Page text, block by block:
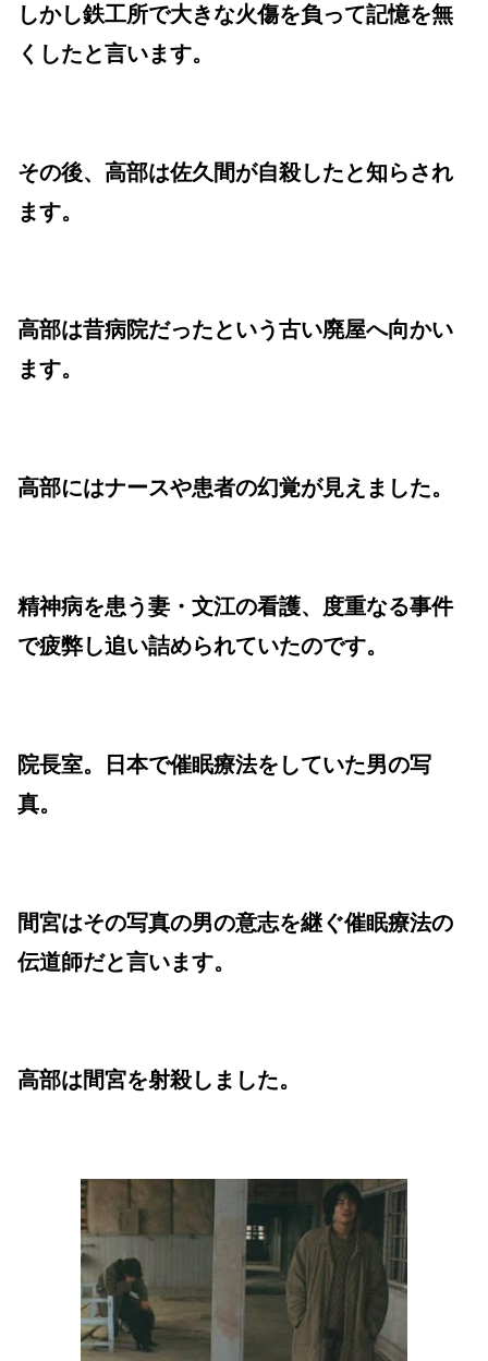
しかし鉄工所で大きな火傷を負って記憶を無
くしたと言います。
その後、高部は佐久間が自殺したと知らされ
ます。
高部は昔病院だったという古い廃屋へ向かい
ます。
高部にはナースや患者の幻覚が見えました。
精神病を患う妻・文江の看護、度重なる事件
で疲弊し追い詰められていたのです。
院長室。日本で催眠療法をしていた男の写
真。
間宮はその写真の男の意志を継ぐ催眠療法の
伝道師だと言います。
高部は間宮を射殺しました。